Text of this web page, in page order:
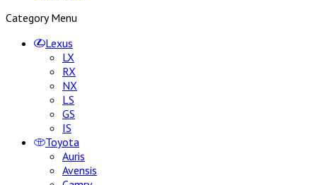
Category Menu
Lexus
LX
RX
NX
LS
GS
IS
Toyota
Auris
Avensis